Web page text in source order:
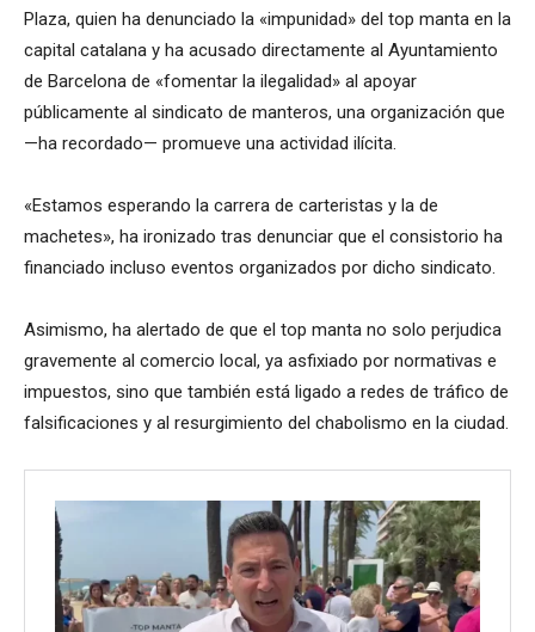
Plaza, quien ha denunciado la «impunidad» del top manta en la
capital catalana y ha acusado directamente al Ayuntamiento
de Barcelona de «fomentar la ilegalidad» al apoyar
públicamente al sindicato de manteros, una organización que
—ha recordado— promueve una actividad ilícita.
«Estamos esperando la carrera de carteristas y la de
machetes», ha ironizado tras denunciar que el consistorio ha
financiado incluso eventos organizados por dicho sindicato.
Asimismo, ha alertado de que el top manta no solo perjudica
gravemente al comercio local, ya asfixiado por normativas e
impuestos, sino que también está ligado a redes de tráfico de
falsificaciones y al resurgimiento del chabolismo en la ciudad.